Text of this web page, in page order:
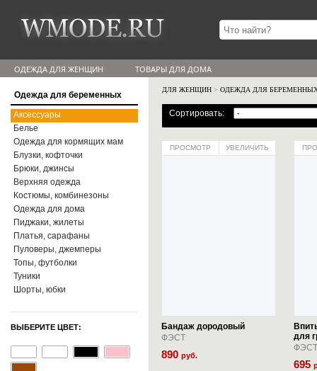
ОДЕЖДА ДЛЯ ЖЕНЩИН ТОВАРЫ ДЛЯ ДОМА
Одежда для беременных
Аксессуары
Белье
Одежда для кормящих мам
Блузки, кофточки
Брюки, джинсы
Верхняя одежда
Костюмы, комбинезоны
Одежда для дома
Пиджаки, жилеты
Платья, сарафаны
Пуловеры, джемперы
Топы, футболки
Туники
Шорты, юбки
ВЫБЕРИТЕ ЦВЕТ:
ДЛЯ ЖЕНЩИН > ОДЕЖДА ДЛЯ
Сортировать:
ПРОСМОТР УВЕЛИЧИТЬ
Бандаж дородовый
ФЭСТ
890 руб.
для
ФЭСТ
695